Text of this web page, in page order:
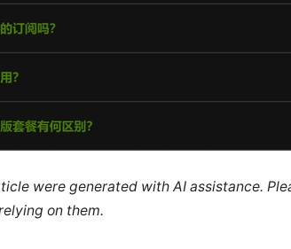
were generated with AI assistance.
on them.